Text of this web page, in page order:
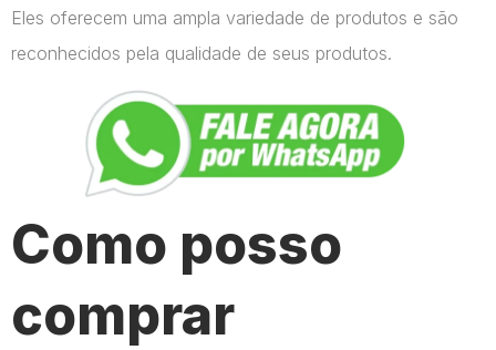
Eles oferecem uma ampla variedade de produtos e são
reconhecidos pela qualidade de seus produtos.
Como posso
comprar